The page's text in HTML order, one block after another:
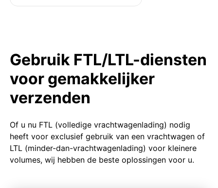
Gebruik FTL/LTL-diensten
voor gemakkelijker
verzenden
Of u nu FTL (volledige vrachtwagenlading) nodig
heeft voor exclusief gebruik van een vrachtwagen of
LTL (minder-dan-vrachtwagenlading) voor kleinere
volumes, wij hebben de beste oplossingen voor u.